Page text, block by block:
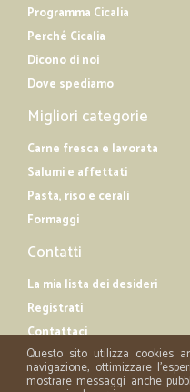
Programma Cicalia
Perché Cicalia
Dicono di noi
Dove spediamo
Migliori categorie
Carne fresca e lavorata
Salumi e affettati
Pasta, riso e cerali
Formaggi
Contatti
La mia lista dei desideri
Registrati
Contattaci
Questo sito utilizza cookies
navigazione, ottimizzare
mostrare messaggi anche